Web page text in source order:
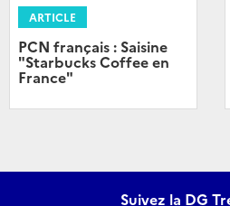
ARTICLE
PCN français : Saisine
"Starbucks Coffee en
France"
Suivez la DG